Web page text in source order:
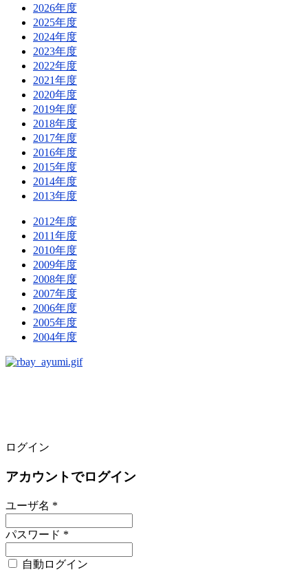
2026年度
2025年度
2024年度
2023年度
2022年度
2021年度
2020年度
2019年度
2018年度
2017年度
2016年度
2015年度
2014年度
2013年度
2012年度
2011年度
2010年度
2009年度
2008年度
2007年度
2006年度
2005年度
2004年度
ログイン
アカウントでログイン
ユーザ名 *
パスワード *
自動ログイン